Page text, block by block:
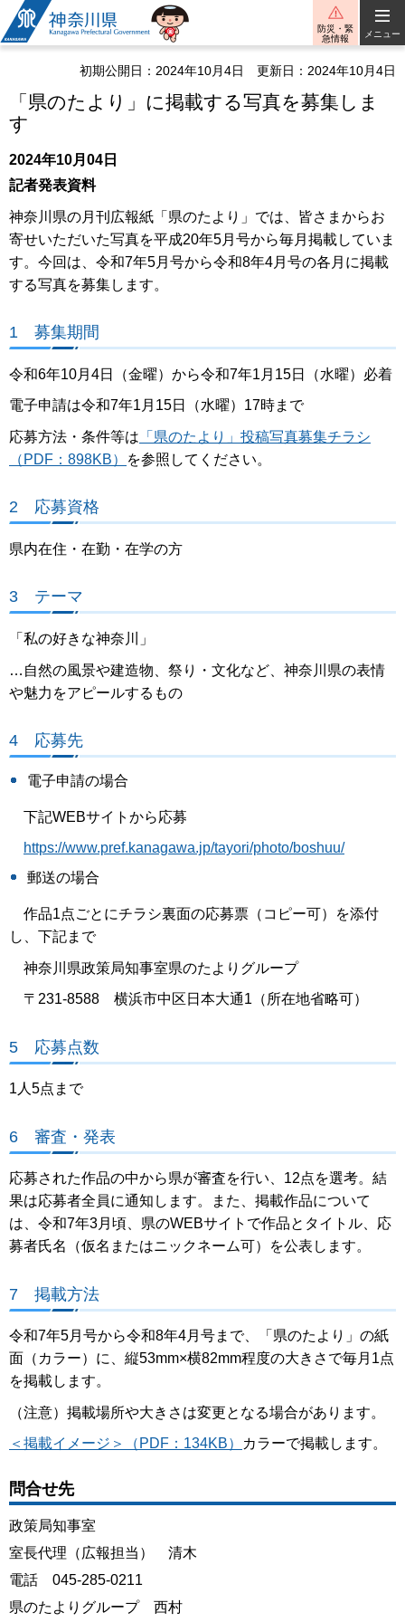
神奈川県
防災・緊
急情報
メニュー
初期公開日：2024年10月4日 更新日：2024年10月4日
「県のたより」に掲載する写真を募集しま
す
2024年10月04日
記者発表資料
神奈川県の月刊広報紙「県のたより」では、皆さまからお
寄せいただいた写真を平成20年5月号から毎月掲載していま
す。今回は、令和7年5月号から令和8年4月号の各月に掲載
する写真を募集します。
1 募集期間
令和6年10月4日（金曜）から令和7年1月15日（水曜）必着
電子申請は令和7年1月15日（水曜）17時まで
応募方法・条件等は 「県のたより」投稿写真募集チラシ
（PDF：898KB）
を参照してください。
2 応募資格
県内在住・在勤・在学の方
3 テーマ
「私の好きな神奈川」
…自然の風景や建造物、祭り・文化など、神奈川県の表情
や魅力をアピールするもの
4 応募先
電子申請の場合
下記WEBサイトから応募
https://www.pref.kanagawa.jp/tayori/photo/boshuu/
郵送の場合
作品1点ごとにチラシ裏面の応募票（コピー可）を添付
し、下記まで
神奈川県政策局知事室県のたよりグループ
〒231-8588 横浜市中区日本大通1（所在地省略可）
5 応募点数
1人5点まで
6 審査・発表
応募された作品の中から県が審査を行い、12点を選考。結
果は応募者全員に通知します。また、掲載作品について
は、令和7年3月頃、県のWEBサイトで作品とタイトル、応
募者氏名（仮名またはニックネーム可）を公表します。
7 掲載方法
令和7年5月号から令和8年4月号まで、「県のたより」の紙
面（カラー）に、縦53mm×横82mm程度の大きさで毎月1点
を掲載します。
（注意）掲載場所や大きさは変更となる場合があります。
＜掲載イメージ＞（PDF：134KB） カラーで掲載します。
問合せ先
政策局知事室
室長代理（広報担当） 清木
電話 045-285-0211
県のたよりグループ 西村